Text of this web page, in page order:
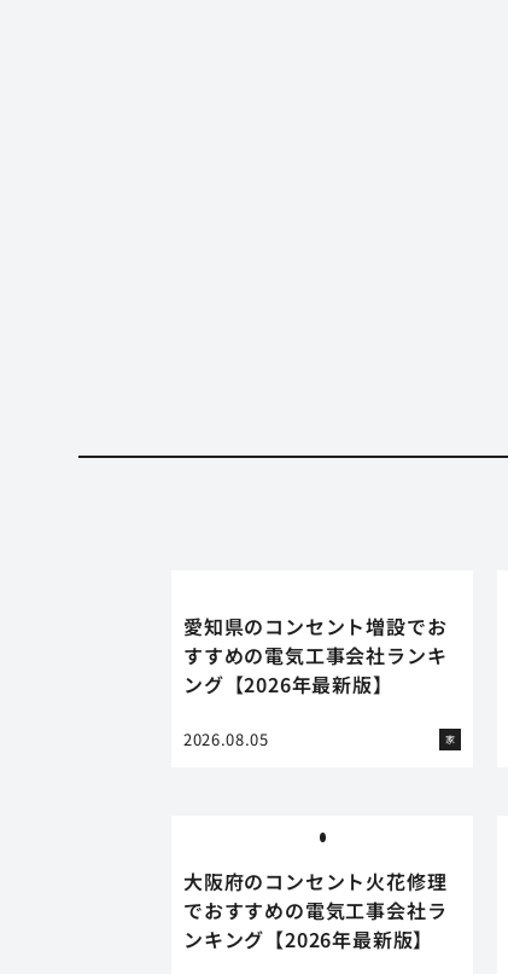
愛知県のコンセント増設でお
すすめの電気工事会社ランキ
ング【2026年最新版】
2026.08.05 家
大阪府のコンセント火花修理
でおすすめの電気工事会社ラ
ンキング【2026年最新版】